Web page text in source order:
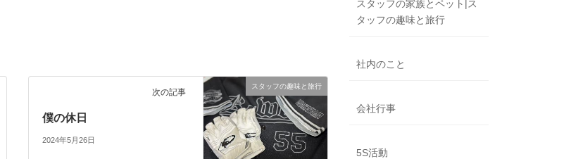
スタッフの趣味と旅行
次の記事
僕の休日
2024年5月26日
スタッフの家族とペット|ス
タッフの趣味と旅行
社内のこと
会社行事
5S活動